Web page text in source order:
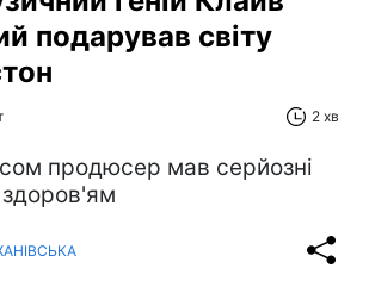
подарував світу
2 хв
продюсер мав серйозні